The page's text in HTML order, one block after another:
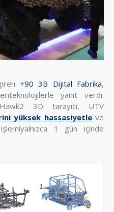
+90 3B Dijital Fabrika,
yanıt verdi.
3D tarayıcı, UTV
yüksek hassasiyetleve
1 gün içinde